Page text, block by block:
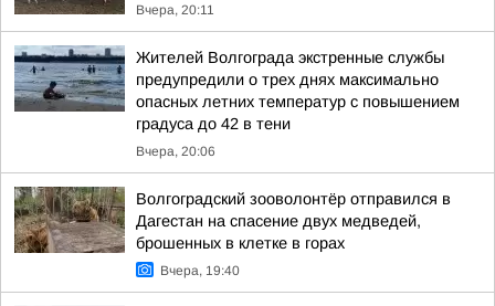
Вчера, 20:11
Жителей Волгограда экстренные службы
предупредили о трех днях максимально
опасных летних температур с повышением
градуса до 42 в тени
Вчера, 20:06
Волгоградский зооволонтёр отправился в
Дагестан на спасение двух медведей,
брошенных в клетке в горах
Вчера, 19:40